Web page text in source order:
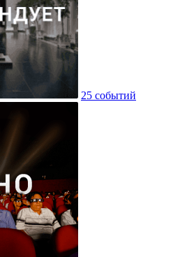
25 событий